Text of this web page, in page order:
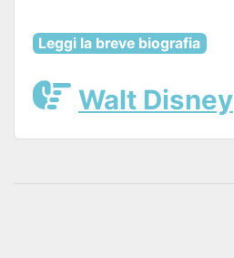
Leggi la breve biografia
Walt Disney